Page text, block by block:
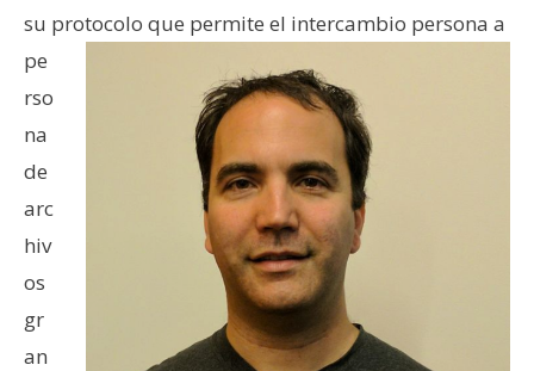
c
o
su protocolo que permite el intercambio persona a
pe
rso
na
de
arc
hiv
os
gr
an